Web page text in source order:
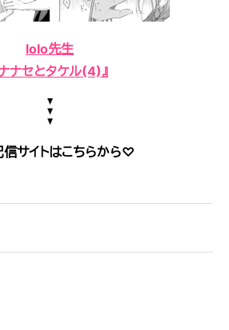
lolo先生
ナナセとタケル(4)』
サイトはこちらから♡